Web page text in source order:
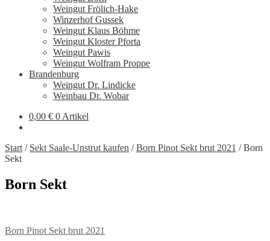
Weingut Frölich-Hake
Winzerhof Gussek
Weingut Klaus Böhme
Weingut Kloster Pforta
Weingut Pawis
Weingut Wolfram Proppe
Brandenburg
Weingut Dr. Lindicke
Weinbau Dr. Wobar
0,00 € 0 Artikel
Start / Sekt Saale-Unstrut kaufen /Born Pinot Sekt brut 2021 /Born
Sekt
Born Sekt
Beitragsnavigation
Vorheriger
Born Pinot Sekt brut 2021